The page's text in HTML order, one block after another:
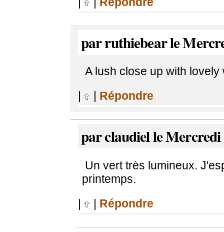
par ruthiebear le
A lush close up with
Répondre
par claudiel le Mercredi
Un vert très lumineux.
printemps.
|
| Répondre